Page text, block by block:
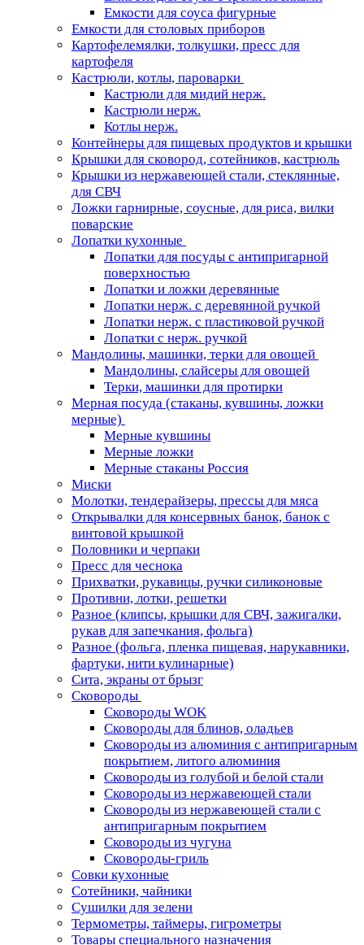
Емкости для соуса фигурные
Емкости для столовых приборов
Картофелемялки, толкушки, пресс для
картофеля
Кастрюли, котлы, пароварки
Кастрюли для мидий нерж.
Кастрюли нерж.
Котлы нерж.
Контейнеры для пищевых продуктов и крышки
Крышки для сковород, сотейников, кастрюль
Крышки из нержавеющей стали, стеклянные,
для СВЧ
Ложки гарнирные, соусные, для риса, вилки
поварские
Лопатки кухонные
Лопатки для посуды с антипригарной
поверхностью
Лопатки и ложки деревянные
Лопатки нерж. с деревянной ручкой
Лопатки нерж. с пластиковой ручкой
Лопатки с нерж. ручкой
Мандолины, машинки, терки для овощей
Мандолины, слайсеры для овощей
Терки, машинки для протирки
Мерная посуда (стаканы, кувшины, ложки
мерные)
Мерные кувшины
Мерные ложки
Мерные стаканы Россия
Миски
Молотки, тендерайзеры, прессы для мяса
Открывалки для консервных банок, банок с
винтовой крышкой
Половники и черпаки
Пресс для чеснока
Прихватки, рукавицы, ручки силиконовые
Противни, лотки, решетки
Разное (клипсы, крышки для СВЧ, зажигалки,
рукав для запечкания, фольга)
Разное (фольга, пленка пищевая, нарукавники,
фартуки, нити кулинарные)
Сита, экраны от брызг
Сковороды
Сковороды WOK
Сковороды для блинов, оладьев
Сковороды из алюминия с антипригарным
покрытием, литого алюминия
Сковороды из голубой и белой стали
Сковороды из нержавеющей стали
Сковороды из нержавеющей стали с
антипригарным покрытием
Сковороды из чугуна
Сковороды-гриль
Совки кухонные
Сотейники, чайники
Сушилки для зелени
Термометры, таймеры, гигрометры
Товары специального назначения